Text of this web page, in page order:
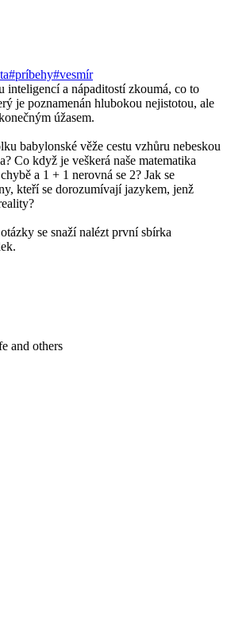
#príbehy#vesmír
inteligencí a nápaditostí zkoumá, co to
je poznamenán hlubokou nejistotou, ale
úžasem.
babylonské věže cestu vzhůru nebeskou
Co když je veškerá naše matematika
a 1 + 1 nerovná se 2? Jak se
kteří se dorozumívají jazykem, jenž
se snaží nalézt první sbírka
and others